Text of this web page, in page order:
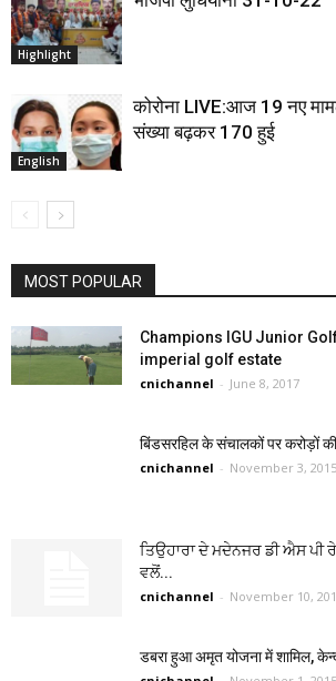
Highlight
English
कोरोना LIVE:आज 19 नए
संख्या बढ़कर 170 हुई
MOST POPULAR
Champions IGU Junior
imperial golf estate
cnichannel - June 8, 2017
बिंडसरहिल के संचालकों पर करोड़ों की
cnichannel - November 3, 2015
ਤਿਉਹਾਰਾ ਦੇ ਮਦੇਨਜਰ ਡੀ ਐਸ
ਵਲੋਂ...
cnichannel - November 10,
डबरा हुआ अमृत योजना में शामिल,